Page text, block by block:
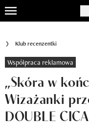
Skip
to
content
Ślub i wesele
Styl życia
Nasze akcje
Klub recenzentki
Współpraca reklamowa
„Skóra w
Wizażanki
DOUBLE